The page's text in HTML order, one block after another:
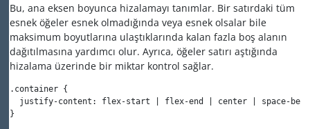
Bu, ana eksen boyunca hizalamayı tanımlar. Bir satırdaki tüm
esnek öğeler esnek olmadığında veya esnek olsalar bile
maksimum boyutlarına ulaştıklarında kalan fazla boş alanın
dağıtılmasına yardımcı olur. Ayrıca, öğeler satırı aştığında
hizalama üzerinde bir miktar kontrol sağlar.
.container {
justify-content: flex-start | flex-end | center | space-
}